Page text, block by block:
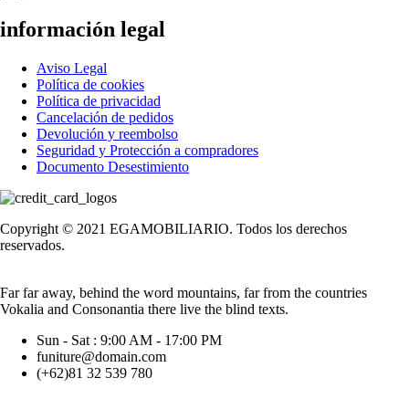
información legal
Aviso Legal
Política de cookies
Política de privacidad
Cancelación de pedidos
Devolución y reembolso
Seguridad y Protección a compradores
Documento Desestimiento
Copyright © 2021 EGAMOBILIARIO. Todos los derechos
reservados.
Far far away, behind the word mountains, far from the countries
Vokalia and Consonantia there live the blind texts.
Sun - Sat : 9:00 AM - 17:00 PM
funiture@domain.com
(+62)81 32 539 780